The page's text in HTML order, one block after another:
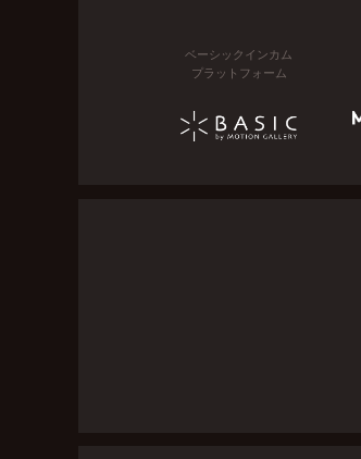
ベーシックインカム
プラットフォーム